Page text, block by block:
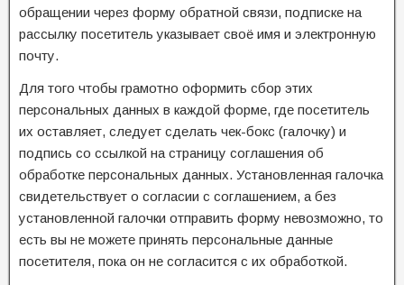
обращении через форму обратной связи, подписке на
рассылку посетитель указывает своё имя и электронную
почту.
Для того чтобы грамотно оформить сбор этих
персональных данных в каждой форме, где посетитель
их оставляет, следует сделать чек-бокс (галочку) и
подпись со ссылкой на страницу соглашения об
обработке персональных данных. Установленная галочка
свидетельствует о согласии с соглашением, а без
установленной галочки отправить форму невозможно, то
есть вы не можете принять персональные данные
посетителя, пока он не согласится с их обработкой.